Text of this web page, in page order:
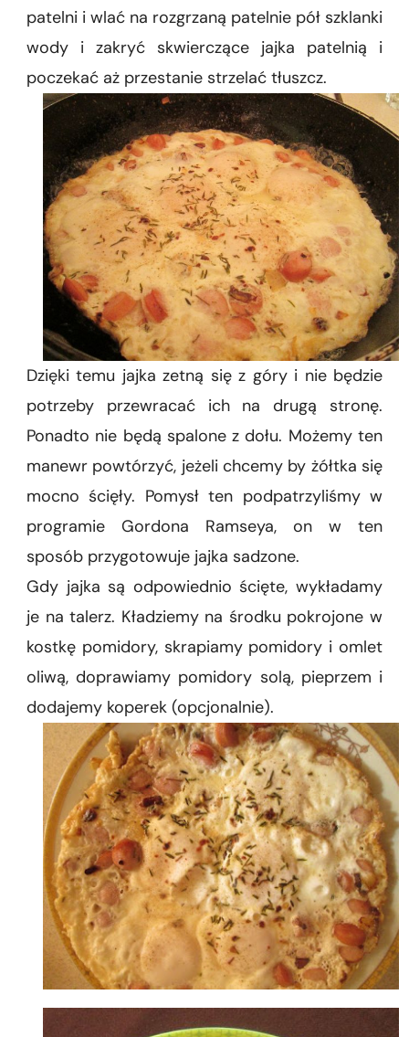
patelni i wlać na rozgrzaną patelnie pół szklanki
wody i zakryć skwierczące jajka patelnią i
poczekać aż przestanie strzelać tłuszcz.
Dzięki temu jajka zetną się z góry i nie będzie
potrzeby przewracać ich na drugą stronę.
Ponadto nie będą spalone z dołu. Możemy ten
manewr powtórzyć, jeżeli chcemy by żółtka się
mocno ścięły. Pomysł ten podpatrzyliśmy w
programie Gordona Ramseya, on w ten
sposób przygotowuje jajka sadzone.
Gdy jajka są odpowiednio ścięte, wykładamy
je na talerz. Kładziemy na środku pokrojone w
kostkę pomidory, skrapiamy pomidory i omlet
oliwą, doprawiamy pomidory solą, pieprzem i
dodajemy koperek (opcjonalnie).